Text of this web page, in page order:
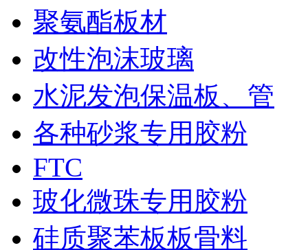
聚氨酯板材
改性泡沫玻璃
水泥发泡保温板、管
各种砂浆专用胶粉
FTC
玻化微珠专用胶粉
硅质聚苯板板骨料